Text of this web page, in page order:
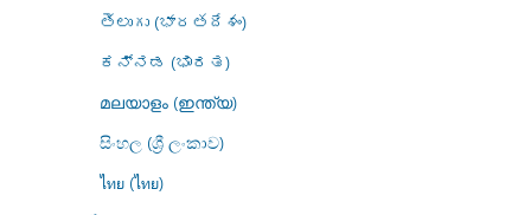
తెలుగు (భారతదేశం)
ಕನ್ನಡ (ಭಾರತ)
മലയാളം (ഇന്ത്യ)
සිංහල (ශ්‍රී ලංකාව)
ไทย (ไทย)